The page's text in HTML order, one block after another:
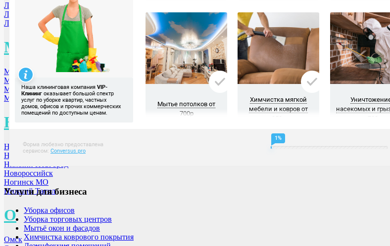
Лобня МО
Люберцы
Ленинск-Кузнецкий
М
Москва
Междуреченск
Минусинск
Мытищи МО
Н
Новосибирск
Новокузнецк
Нижний Новгород
Новороссийск
Ногинск МО
Нижний Тагил
О
Омск
Услуги для бизнеса
Уборка офисов
Уборка торговых центров
Мытьё окон и фасадов
Химчистка коврового покрытия